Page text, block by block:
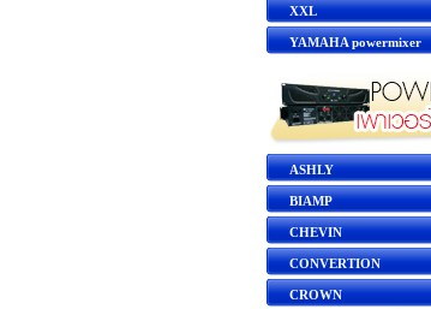
XXL
YAMAHA powermixer
ASHLY
BIAMP
CHEVIN
CONVERTION
CROWN